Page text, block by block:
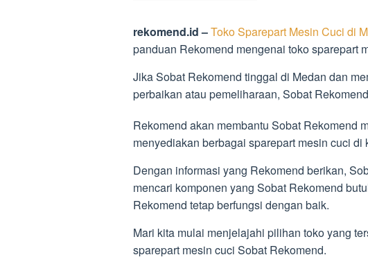
rekomend.id –Toko Sparepart Mesin Cuci di
panduan Rekomend mengenai toko sparepart
Jika Sobat Rekomend tinggal di Medan dan
perbaikan atau pemeliharaan, Sobat
Rekomend akan membantu Sobat Rekomend
menyediakan berbagai sparepart mesin cuci di
Dengan informasi yang Rekomend berikan,
mencari komponen yang Sobat Rekomend
Rekomend tetap berfungsi dengan baik.
Mari kita mulai menjelajahi pilihan toko yang
sparepart mesin cuci Sobat Rekomend.